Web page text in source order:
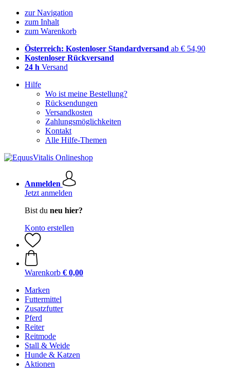
zur Navigation
zum Inhalt
zum Warenkorb
Österreich: Kostenloser Standardversand ab € 54,90
Kostenloser Rückversand
24 h Versand
Hilfe
Wo ist meine Bestellung?
Rücksendungen
Versandkosten
Zahlungsmöglichkeiten
Kontakt
Alle Hilfe-Themen
Anmelden
Jetzt anmelden
Bist du neu hier?
Konto erstellen
Warenkorb € 0,00
Marken
Futtermittel
Zusatzfutter
Pferd
Reiter
Reitmode
Stall & Weide
Hunde & Katzen
Aktionen